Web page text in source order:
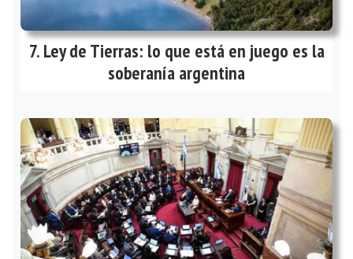
Ley de Tierras: lo que está en juego es la
soberanía argentina